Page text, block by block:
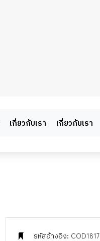
เกี่ยวกับเรา เกี่ยวกับเรา
รหัสอ้างอิง: COD1817